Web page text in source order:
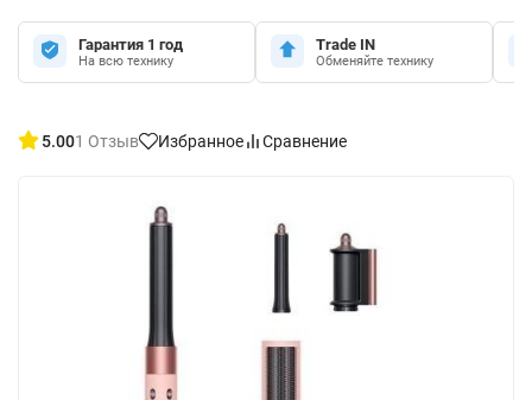
Гарантия 1 год
На всю технику
Trade IN
Обменяйте технику
5.001 Отзыв Избранное Сравнение